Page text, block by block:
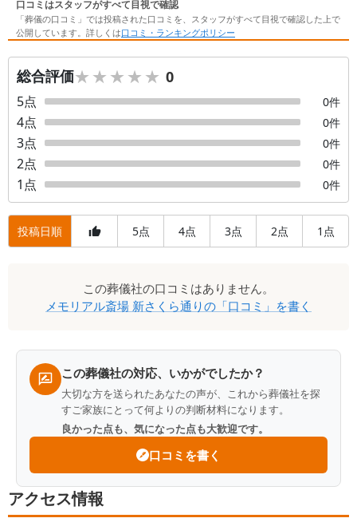
口コミはスタッフがすべて目視で確認
「葬儀の口コミ」では投稿された口コミを、スタッフがすべて目視で確認した上で
公開しています。詳しくは口コミ・ランキングポリシー
総合評価★★★★★
★★★★★ 0
5点 0件
4点 0件
3点 0件
2点 0件
1 点 0件
投稿日順 5点 4点 3点 2点 1 点
この葬儀社の口コミはありません。
メモリアル斎場 新さくら通りの「口コミ」を書く
この葬儀社の対応、いかがでしたか？
大切な方を送られたあなたの声が、これから葬儀社を探
すご家族にとって何よりの判断材料になります。
良かった点も、気になった点も大歓迎です。
口コミを書く
アクセス情報